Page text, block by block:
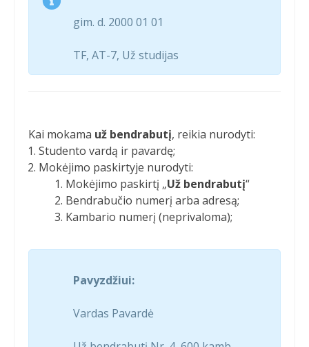
gim. d. 2000 01 01
TF, AT-7, Už studijas
Kai mokama už bendrabutį, reikia nurodyti:
Studento vardą ir pavardę;
Mokėjimo paskirtyje nurodyti:
Mokėjimo paskirtį „Už bendrabutį“
Bendrabučio numerį arba adresą;
Kambario numerį (neprivaloma);
Pavyzdžiui:
Vardas Pavardė